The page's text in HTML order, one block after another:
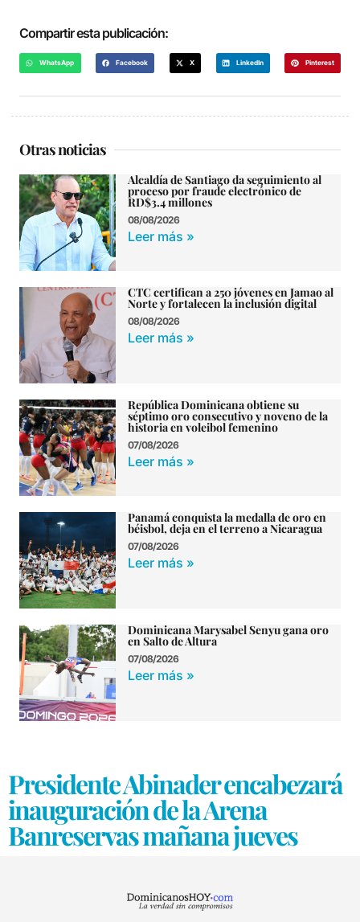
Compartir esta publicación:
WhatsApp Facebook X LinkedIn Pinterest
Otras noticias
Alcaldía de Santiago da seguimiento al
proceso por fraude electrónico de
RD$3.4 millones
08/08/2026
Leer más »
CTC certifican a 250 jóvenes en Jamao al
Norte y fortalecen la inclusión digital
08/08/2026
Leer más »
República Dominicana obtiene su
séptimo oro consecutivo y noveno de la
historia en voleibol femenino
07/08/2026
Leer más »
Panamá conquista la medalla de oro en
béisbol, deja en el terreno a Nicaragua
07/08/2026
Leer más »
Dominicana Marysabel Senyu gana oro
en Salto de Altura
07/08/2026
Leer más »
Presidente Abinader encabezará
inauguración de la Arena
Banreservas mañana jueves